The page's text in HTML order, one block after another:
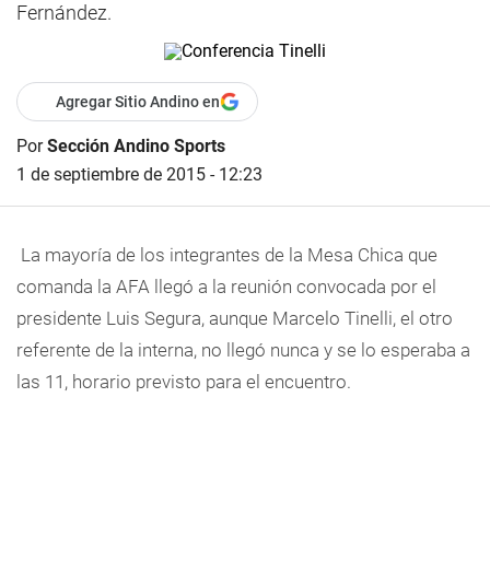
Fernández.
Agregar Sitio Andino en
PorSección Andino Sports
1 de septiembre de 2015 - 12:23
La mayoría de los integrantes de la Mesa Chica que
comanda la AFA llegó a la reunión convocada por el
presidente Luis Segura, aunque Marcelo Tinelli, el otro
referente de la interna, no llegó nunca y se lo esperaba a
las 11, horario previsto para el encuentro.